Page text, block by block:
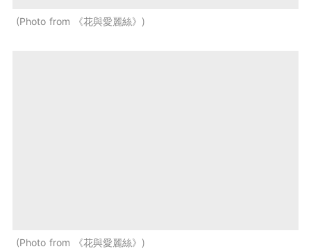
Photo from 《花與愛麗絲》
Photo from 《花與愛麗絲》